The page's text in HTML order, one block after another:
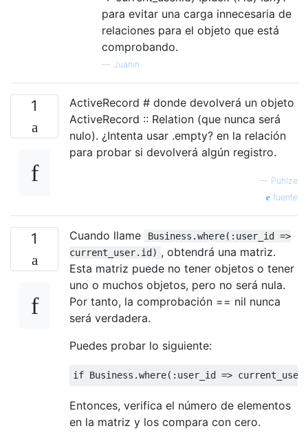
para evitar una carga innecesaria de
relaciones para el objeto que está
comprobando.
— Juanin
1
ActiveRecord # donde devolverá un objeto
ActiveRecord :: Relation (que nunca será
nulo). ¿Intenta usar .empty? en la relación
para probar si devolverá algún registro.
— Puhlze
fuente
1 Cuando llame
Business.where(:user_id =>
current_user.id) , obtendrá una matriz.
Esta matriz puede no tener objetos o tener
uno o muchos objetos, pero no será nula.
Por tanto, la comprobación == nil nunca
será verdadera.
Puedes probar lo siguiente:
if Business.where( :user_id =>
Entonces, verifica el número de elementos
en la matriz y los compara con cero.